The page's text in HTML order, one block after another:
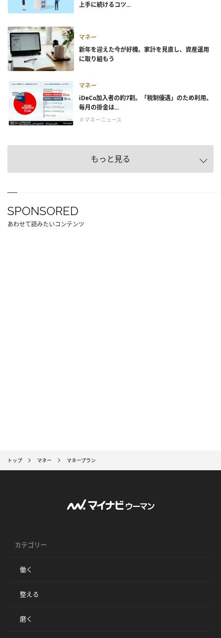
上手に続けるコツ...
マネー
新年を迎えた今が好機。家計を見直し、資産運用
に取り組もう
マネー
iDeCo加入者の約7割。「税制優遇」のため利用。
毎月の掛金は...
＃マネーニュース
もっと見る
SPONSORED
あわせて読みたいコンテンツ
トップ マネー マネープラン
カテゴリー
働く
整える
磨く